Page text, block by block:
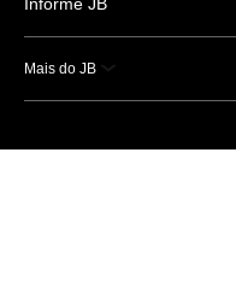
Mais do JB
Esportes